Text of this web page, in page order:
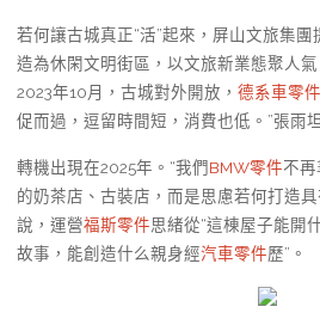
若何讓古城真正“活”起來，屏山文旅集
造為休閑文明街區，以文旅新業態聚人
2023年10月，古城對外開放， 德系車零件
促而過，逗留時間短，消費也低。”張雨
轉機出現在2025年。“我們BMW零件不再
的奶茶店、古裝店，而是思慮若何打造
說，運營福斯零件思緒從“這棟屋子能開
故事，能創造什么親身經汽車零件歷”。